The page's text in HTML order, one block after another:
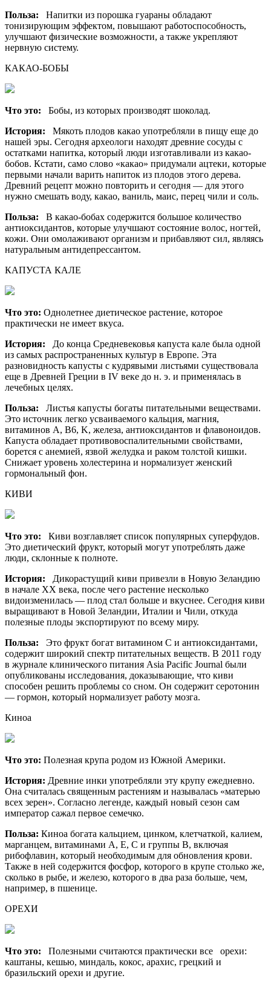
Польза: Напитки из порошка гуараны обладают
тонизирующим эффектом, повышают работоспособность,
улучшают физические возможности, а также укрепляют
нервную систему.
КАКАО-БОБЫ
Что это: Бобы, из которых производят шоколад.
История: Мякоть плодов какао употребляли в пищу еще до
нашей эры. Сегодня археологи находят древние сосуды с
остатками напитка, который люди изготавливали из какао-
бобов. Кстати, само слово «какао» придумали ацтеки, которые
первыми начали варить напиток из плодов этого дерева.
Древний рецепт можно повторить и сегодня — для этого
нужно смешать воду, какао, ваниль, маис, перец чили и соль.
Польза: В какао-бобах содержится большое количество
антиоксидантов, которые улучшают состояние волос, ногтей,
кожи. Они омолаживают организм и прибавляют сил, являясь
натуральным антидепрессантом.
КАПУСТА КАЛЕ
Что это: Однолетнее диетическое растение, которое
практически не имеет вкуса.
История: До конца Средневековья капуста кале была одной
из самых распространенных культур в Европе. Эта
разновидность капусты с кудрявыми листьями существовала
еще в Древней Греции в IV веке до н. э. и применялась в
лечебных целях.
Польза: Листья капусты богаты питательными веществами.
Это источник легко усваиваемого кальция, магния,
витаминов A, B6, K, железа, антиоксидантов и флавоноидов.
Капуста обладает противовоспалительными свойствами,
борется с анемией, язвой желудка и раком толстой кишки.
Снижает уровень холестерина и нормализует женский
гормональный фон.
КИВИ
Что это: Киви возглавляет список популярных суперфудов.
Это диетический фрукт, который могут употреблять даже
люди, склонные к полноте.
История: Дикорастущий киви привезли в Новую Зеландию
в начале XX века, после чего растение несколько
видоизменилась — плод стал больше и вкуснее. Сегодня киви
выращивают в Новой Зеландии, Италии и Чили, откуда
полезные плоды экспортируют по всему миру.
Польза: Это фрукт богат витамином С и антиоксидантами,
содержит широкий спектр питательных веществ. В 2011 году
в журнале клинического питания Asia Pacific Journal были
опубликованы исследования, доказывающие, что киви
способен решить проблемы со сном. Он содержит серотонин
— гормон, который нормализует работу мозга.
Киноа
Что это: Полезная крупа родом из Южной Америки.
История: Древние инки употребляли эту крупу ежедневно.
Она считалась священным растениям и называлась «матерью
всех зерен». Согласно легенде, каждый новый сезон сам
император сажал первое семечко.
Польза: Киноа богата кальцием, цинком, клетчаткой, калием,
марганцем, витаминами А, Е, С и группы В, включая
рибофлавин, который необходимым для обновления крови.
Также в ней содержится фосфор, которого в крупе столько же,
сколько в рыбе, и железо, которого в два раза больше, чем,
например, в пшенице.
ОРЕХИ
Что это: Полезными считаются практически все орехи:
каштаны, кешью, миндаль, кокос, арахис, грецкий и
бразильский орехи и другие.